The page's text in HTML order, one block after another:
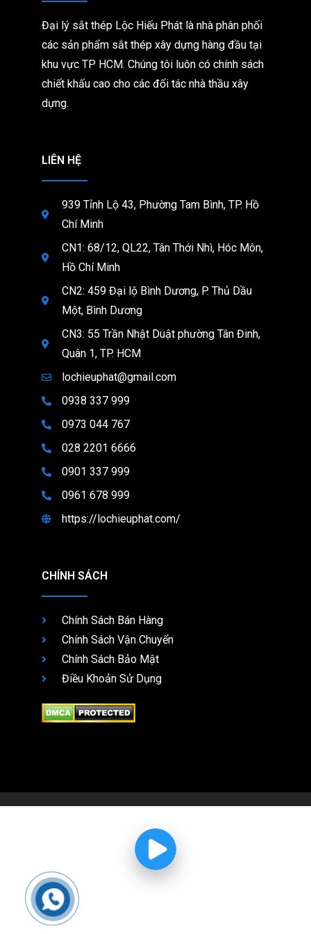
Đại lý sắt thép Lộc Hiếu Phát là nhà phân phối
các sản phẩm sắt thép xây dựng hàng đầu tại
khu vực TP HCM. Chúng tôi luôn có chính sách
chiết khấu cao cho các đối tác nhà thầu xây
dựng.
LIÊN HỆ
939 Tỉnh Lộ 43, Phường Tam Bình, TP. Hồ
Chí Minh
CN1: 68/12, QL22, Tân Thới Nhì, Hóc Môn,
Hồ Chí Minh
CN2: 459 Đại lộ Bình Dương, P. Thủ Dầu
Một, Bình Dương
CN3: 55 Trần Nhật Duật phường Tân Đinh,
Quân 1, TP. HCM
lochieuphat@gmail.com
0938 337 999
0973 044 767
028 2201 6666
0901 337 999
0961 678 999
https://lochieuphat.com/
CHÍNH SÁCH
Chính Sách Bán Hàng
Chính Sách Vận Chuyển
Chính Sách Bảo Mật
Điều Khoản Sử Dụng